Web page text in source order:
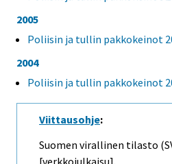
2005
Poliisin ja tullin pakkokeinot
2004
Poliisin ja tullin pakkokeinot
Viittausohje:
Suomen virallinen tilasto